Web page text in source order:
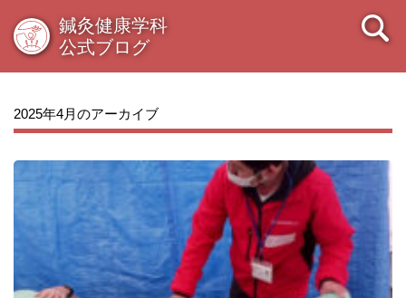
鍼灸健康学科
公式ブログ
2025年4月のアーカイブ